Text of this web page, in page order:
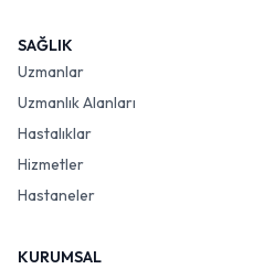
SAĞLIK
Uzmanlar
Uzmanlık Alanları
Hastalıklar
Hizmetler
Hastaneler
KURUMSAL